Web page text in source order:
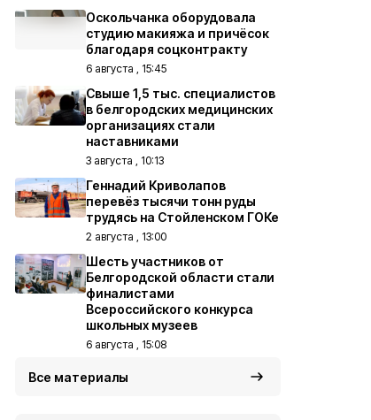
Оскольчанка оборудовала
студию макияжа и причёсок
благодаря соцконтракту
6 августа , 15:45
Свыше 1,5 тыс. специалистов
в белгородских медицинских
организациях стали
наставниками
3 августа , 10:13
Геннадий Криволапов
перевёз тысячи тонн руды
трудясь на Стойленском ГОКе
2 августа , 13:00
Шесть участников от
Белгородской области стали
финалистами
Всероссийского конкурса
школьных музеев
6 августа , 15:08
Все материалы